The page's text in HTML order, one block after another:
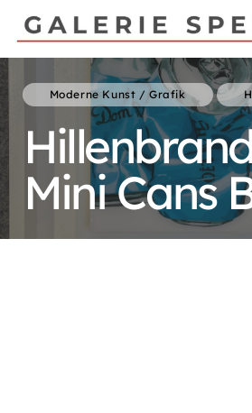
Moderne Kunst / Grafik
Mini Cans